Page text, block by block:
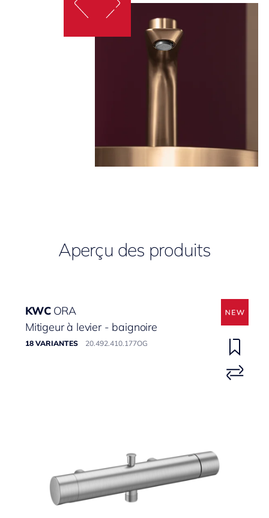
Aperçu des produits
KWC ORA
Mitigeur à levier - baignoire
18 VARIANTES 20.492.410.177OG